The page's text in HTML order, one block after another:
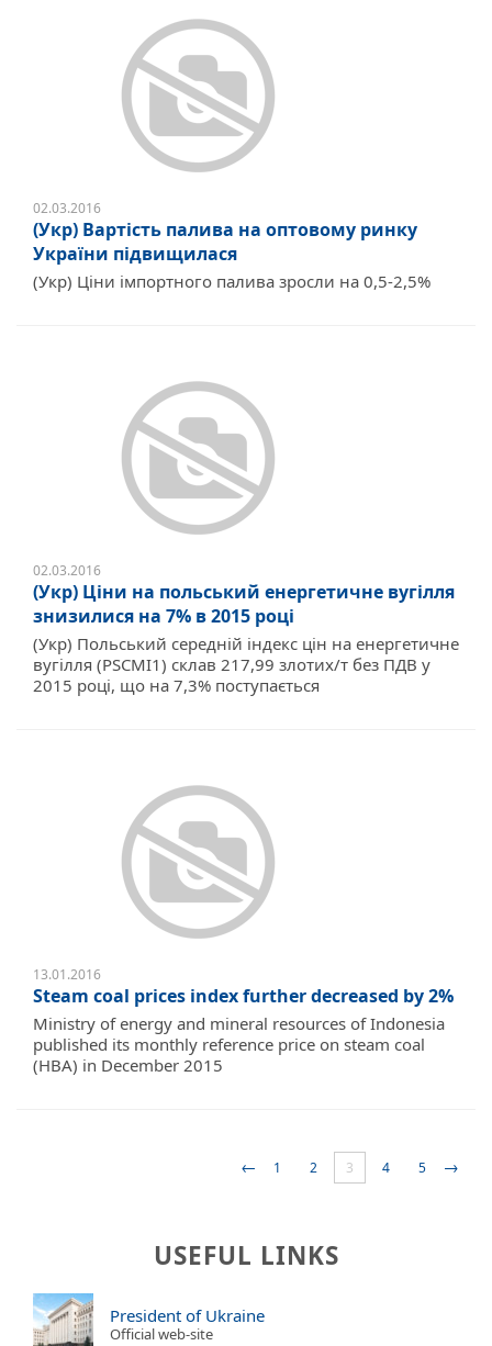
02.03.2016
(Укр) Вартість палива на оптовому ринку
України підвищилася
(Укр) Ціни імпортного палива зросли на 0,5-2,5%
02.03.2016
(Укр) Ціни на польський енергетичне вугілля
знизилися на 7% в 2015 році
(Укр) Польський середній індекс цін на енергетичне
вугілля (PSCMI1) склав 217,99 злотих/т без ПДВ у
2015 році, що на 7,3% поступається
13.01.2016
Steam coal prices index further decreased by 2%
Ministry of energy and mineral resources of Indonesia
published its monthly reference price on steam coal
(HBA) in December 2015
← 1 2 3 4 5 →
USEFUL LINKS
President of Ukraine
Official web-site